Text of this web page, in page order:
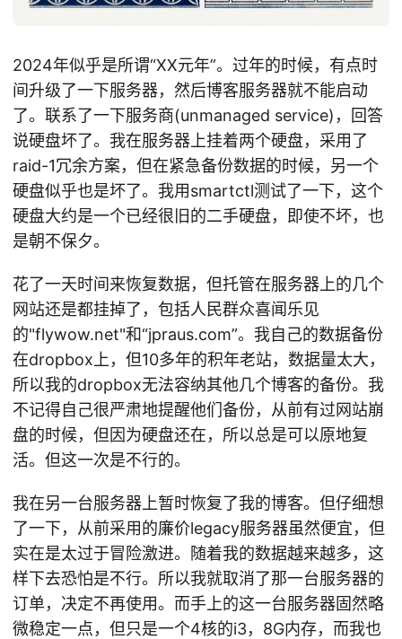
2024年似乎是所谓“XX元年”。过年的时候，有点时
间升级了一下服务器，然后博客服务器就不能启动
了。联系了一下服务商(unmanaged service)，回答
说硬盘坏了。我在服务器上挂着两个硬盘，采用了
raid-1冗余方案，但在紧急备份数据的时候，另一个
硬盘似乎也是坏了。我用smartctl测试了一下，这个
硬盘大约是一个已经很旧的二手硬盘，即使不坏，也
是朝不保夕。
花了一天时间来恢复数据，但托管在服务器上的几个
网站还是都挂掉了，包括人民群众喜闻乐见
的"flywow.net"和“jpraus.com”。我自己的数据备份
在dropbox上，但10多年的积年老站，数据量太大，
所以我的dropbox无法容纳其他几个博客的备份。我
不记得自己很严肃地提醒他们备份，从前有过网站崩
盘的时候，但因为硬盘还在，所以总是可以原地复
活。但这一次是不行的。
我在另一台服务器上暂时恢复了我的博客。但仔细想
了一下，从前采用的廉价legacy服务器虽然便宜，但
实在是太过于冒险激进。随着我的数据越来越多，这
样下去恐怕是不行。所以我就取消了那一台服务器的
订单，决定不再使用。而手上的这一台服务器固然略
微稳定一点，但只是一个4核的i3，8G内存，而我也